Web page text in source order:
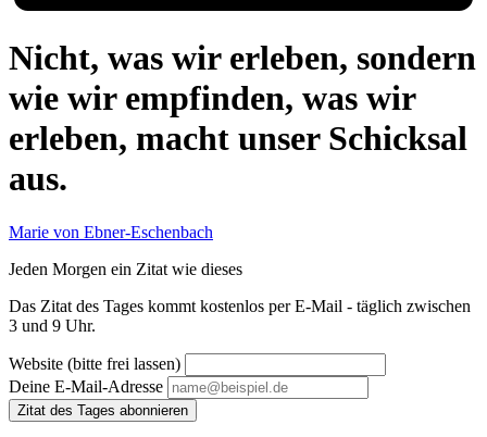
Nicht, was wir erleben, sondern
wie wir empfinden, was wir
erleben, macht unser Schicksal
aus.
Marie von Ebner-Eschenbach
Jeden Morgen ein Zitat wie dieses
Das Zitat des Tages kommt kostenlos per E-Mail - täglich zwischen
3 und 9 Uhr.
Website (bitte frei lassen)
Deine E-Mail-Adresse
Zitat des Tages abonnieren